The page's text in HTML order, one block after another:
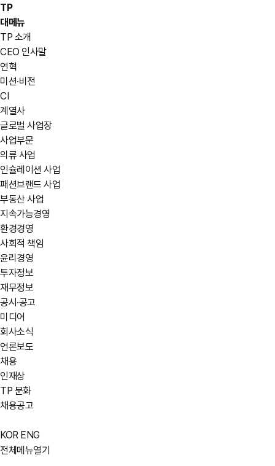
TP
대메뉴
TP 소개
CEO 인사말
연혁
미션·비전
CI
계열사
글로벌 사업장
사업부문
의류 사업
인슐레이션 사업
패션브랜드 사업
부동산 사업
지속가능경영
환경경영
사회적 책임
윤리경영
투자정보
재무정보
공시·공고
미디어
회사소식
언론보도
채용
인재상
TP 문화
채용공고
KOR ENG
전체메뉴열기